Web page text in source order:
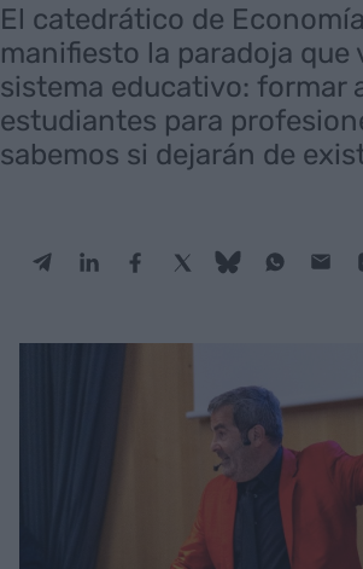
El catedrático de
manifiesto la paradoja que
sistema educativo: formar
estudiantes para
sabemos si dejarán de